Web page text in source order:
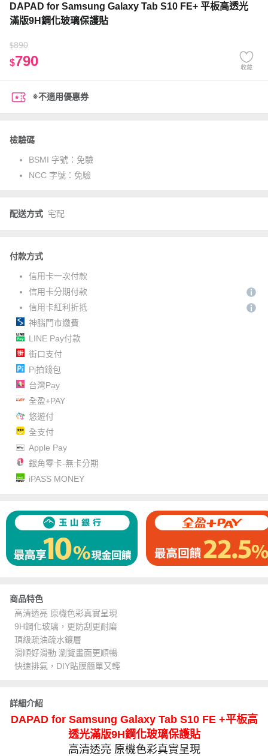
DAPAD for Samsung Galaxy Tab S10 FE+ 平板高透光
滿版9H鋼化玻璃保護貼
$890
$790 收藏
※不適用優惠券
檢驗碼
BSMI 字號： 免驗
NCC 字號： 免驗
配送方式 宅配
付款方式
信用卡一次付款
信用卡分期付款
信用卡紅利折抵
神腦門市繳費
LINE Pay付款
街口支付
Pi拍錢包
台灣Pay
全盈+PAY
悠遊付
全支付
Apple Pay
銀角零卡-無卡分期
iPASS MONEY
商品特色
高清透亮 原機色彩真實呈現
9H鋼化玻璃，更防刮更耐磨
頂級疏油疏水鍍層
滑順好滑動 瀏覽畫面更順暢
快速排氣，DIY貼膜簡單又輕
詳細介紹
DAPAD for Samsung Galaxy Tab S10 FE +平板高
透光滿版9H鋼化玻璃保護貼
高清透亮 原機色彩真實呈現